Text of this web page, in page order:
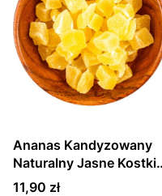
Ananas Kandyzowany
Naturalny Jasne Kostki
200g SKWORCU
Cena
11,90 zł